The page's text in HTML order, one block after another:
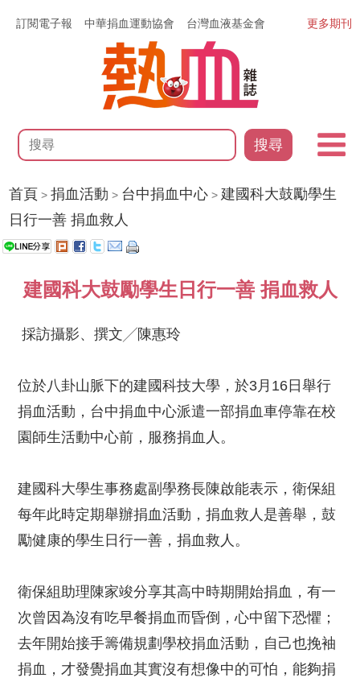
訂閱電子報 中華捐血運動協會 台灣血液基金會
搜尋
更多期刊
首頁 >捐血活動 > 台中捐血中心 > 建國科大鼓勵學生
日行一善 捐血救人
建國科大鼓勵學生日行一善 捐血救人
採訪攝影、撰文╱陳惠玲
位於八卦山脈下的建國科技大學，於3月16日舉行
捐血活動，台中捐血中心派遣一部捐血車停靠在校
園師生活動中心前，服務捐血人。
建國科大學生事務處副學務長陳啟能表示，衛保組
每年此時定期舉辦捐血活動，捐血救人是善舉，鼓
勵健康的學生日行一善，捐血救人。
衛保組助理陳家竣分享其高中時期開始捐血，有一
次曾因為沒有吃早餐捐血而昏倒，心中留下恐懼；
去年開始接手籌備規劃學校捐血活動，自己也挽袖
捐血，才發覺捐血其實沒有想像中的可怕，能夠捐